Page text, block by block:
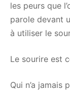
les peurs que
parole devant
à utiliser le
Le sourire est
Qui n’a jamais